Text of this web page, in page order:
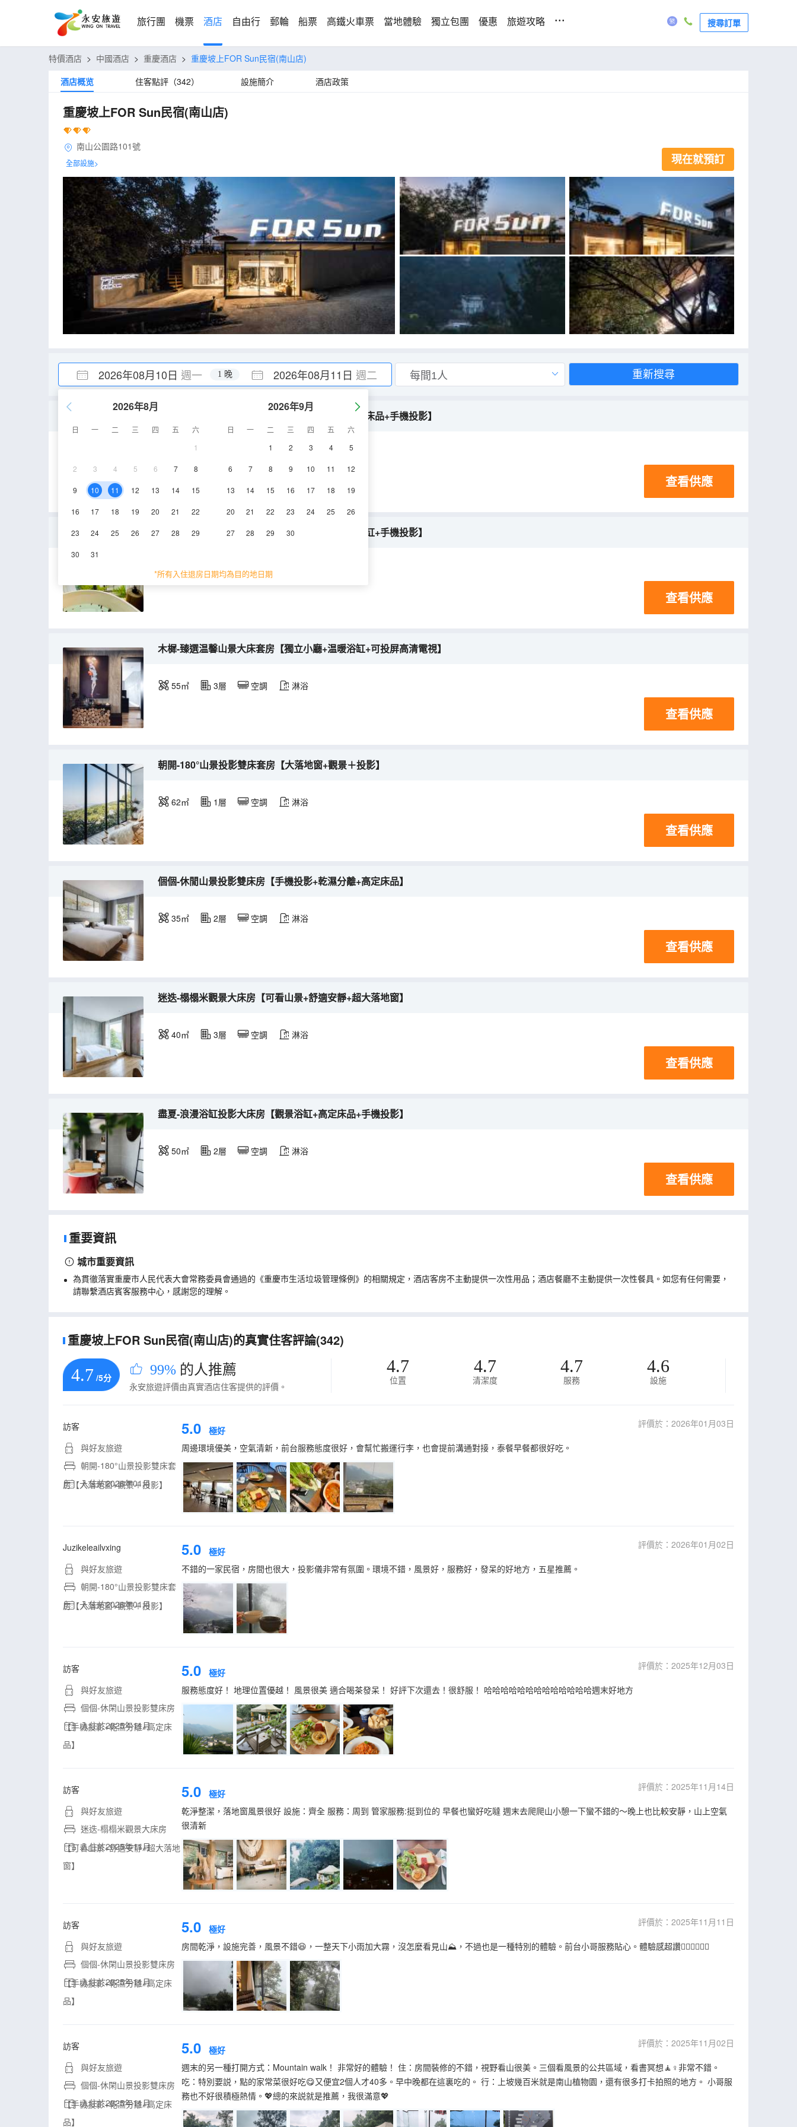
旅行團 機票 酒店 自由行 郵輪 船票 高鐵火車票 當地體驗 獨立包團 優惠 旅遊攻略 ... 搜尋訂單
特價酒店 > 中國酒店 > 重慶酒店 > 重慶坡上FOR Sun民宿(南山店)
酒店概览
住客點評（342） 設施簡介 酒店政策
重慶坡上FOR Sun民宿(南山店)
南山公園路101號
全部設施> 現在就預訂
2026年08月10日 週一 2026年08月11日 週二
1 晚
2026年8月
日 一 二 三 四 五
六
1
2 3 4 5 6 7 8
9 10 11 12 13 14 15
16 17 18 19 20 21 22
23 24 25 26 27 28 29
30 31
2026年9月
日 一 二 三 四 五
六
1
2 3 4 5
6 7 8 9 10 11 12
13 14 15 16 17 18 19
20 21 22 23 24 25 26
27 28 29 30
*所有入住退房日期均為目的地日期
重新搜尋
立早-頂層觀景投影輕奢浴缸套房【俯瞰山景+高定床品+手機投影】
淋浴
查看供應
月木-觀山景投影優選大床房【大玻璃平台+觀景浴缸+手機投影】
45㎡ 1層 空調
查看供應
木樨-臻選温馨山景大床套房【獨立小廳+温暖浴缸+可投屏高清電視】
55㎡ 3層 空調 淋浴
查看供應
朝開-180°山景投影雙床套房【大落地窗+觀景＋投影】
62㎡ 1層 空調 淋浴
查看供應
個個-休閒山景投影雙床房【手機投影+乾濕分離+高定床品】
35㎡ 2層 空調 淋浴
查看供應
迷迭-榻榻米觀景大床房【可看山景+舒適安靜+超大落地窗】
40㎡ 3層 空調 淋浴
查看供應
盡夏-浪漫浴缸投影大床房【觀景浴缸+高定床品+手機投影】
50㎡ 2層 空調 淋浴
查看供應
重要資訊
城市重要資訊
為貫徹落實重慶市人民代表大會常務委員會通過的《重慶市生活垃圾管理條例》的相關規定，酒店客房不主動提供一次性用品；酒店餐廳不主動提供一次性餐具。如您有任何需要，
請聯繫酒店賓客服務中心，感謝您的理解。
重慶坡上FOR Sun民宿(南山店)的真實住客評論(342)
4.7 /5分 99% 的人推薦
永安旅遊評價由真實酒店住客提供的評價。
4.7
位置
4.7
清潔度
4.7
服務
4.6
設施
訪客
與好友旅遊
朝開-180°山景投影雙床套
房【大落地窗+觀景＋投影】
入住於2026年01月
5.0 極好
評價於：2026年01月03日
周邊環境優美，空氣清新，前台服務態度很好，會幫忙搬運行李，也會提前溝通對接，泰餐早餐都很好吃。
Juzikeleailvxing
與好友旅遊
朝開-180°山景投影雙床套
房【大落地窗+觀景＋投影】
入住於2026年01月
5.0 極好
評價於：2026年01月02日
不錯的一家民宿，房間也很大，投影儀非常有氛圍。環境不錯，風景好，服務好，發呆的好地方，五星推薦。
訪客
與好友旅遊
個個-休閑山景投影雙床房
【手機投影+乾濕分離+高定床
品】
入住於2025年11月
5.0 極好
評價於：2025年12月03日
服務態度好！ 地理位置優越！ 風景很美 適合喝茶發呆！ 好評下次還去！很舒服！ 哈哈哈哈哈哈哈哈哈哈哈哈哈週末好地方
訪客
與好友旅遊
迷迭-榻榻米觀景大床房
【可看山景+舒適安靜+超大落地
窗】
入住於2025年11月
5.0 極好
評價於：2025年11月14日
乾淨整潔，落地窗風景很好 設施：齊全 服務：周到 管家服務:挺到位的 早餐也蠻好吃噠 週末去爬爬山小憩一下蠻不錯的～晚上也比較安靜，山上空氣
很清新
訪客
與好友旅遊
個個-休閑山景投影雙床房
【手機投影+乾濕分離+高定床
品】
入住於2025年11月
5.0 極好
評價於：2025年11月11日
房間乾淨，設施完善，風景不錯😆，一整天下小雨加大霧，沒怎麼看見山⛰️，不過也是一種特別的體驗。前台小哥服務貼心。體驗感超讚👍🏻👍🏻👍🏻
訪客
與好友旅遊
個個-休閑山景投影雙床房
【手機投影+乾濕分離+高定床
品】
入住於2025年11月
5.0 極好
評價於：2025年11月02日
週末的另一種打開方式：Mountain walk！ 非常好的體驗！ 住：房間裝修的不錯，視野看山很美。三個看風景的公共區域，看書冥想🧘♀️非常不錯。
吃：特別要説，點的家常菜很好吃😋又便宜2個人才40多。早中晚都在這裏吃的。 行：上坡幾百米就是南山植物園，還有很多打卡拍照的地方。 小哥服
務也不好很積極熱情。💖總的來説就是推薦，我很滿意💖